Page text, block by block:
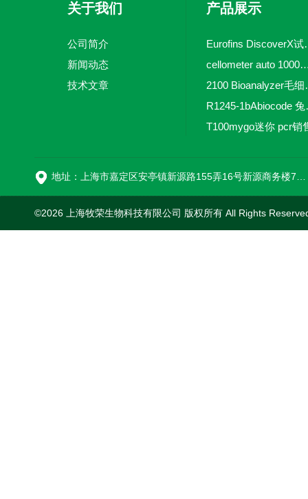
关于我们
公司简介
新闻动态
技术文章
产品展示
cellometer auto 1000全自
2100
T100mygo迷你 pcr销
©2026 上海牧荣生物科技有限公司 版权所有 All Rights